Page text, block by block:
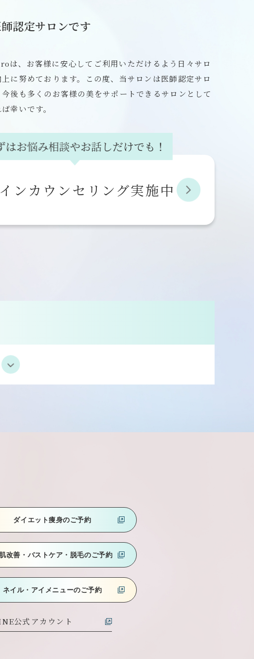
認定サロンです
は、お客様に安心してご利用いただけるよう日々サロ
に努めております。この度、当サロンは医師認定サロ
後も多くのお客様の美をサポートできるサロンとして
幸いです。
ン カウンセリング実施中
ダイエット痩身のご予約
改善・バストケア ・脱毛のご予約
ネイル・アイメニューのご予約
公式アカウント